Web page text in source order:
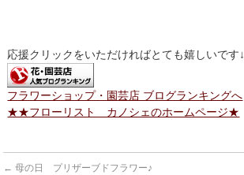
応援クリックをいただければとても嬉しいです↓
フラワーショップ・園芸店 ブログランキングへ
★★フローリスト カノシェのホームページ★
← 母の日 プリザーブドフラワー♪